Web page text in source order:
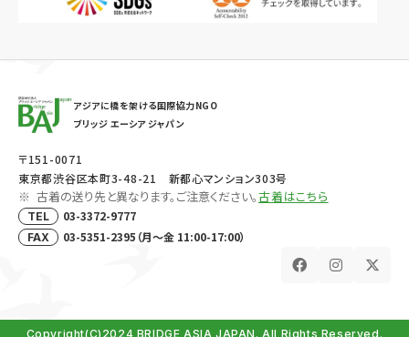
アジアに橋を架ける国際協力NGO
ブリッジ エーシア ジャパン
〒151-0071
東京都渋谷区本町3-48-21 新都心マンション303号
古着の送り先と異なります。ご注意ください。古着はこちら
TEL 03-3372-9777
FAX 03-5351-2395（月～金 11:00-17:00）
Copyright(C)2024 BRIDGE ASIA JAPAN. All Rights Reserved.